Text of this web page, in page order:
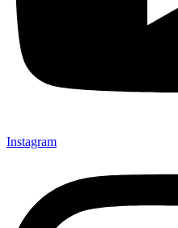
Instagram